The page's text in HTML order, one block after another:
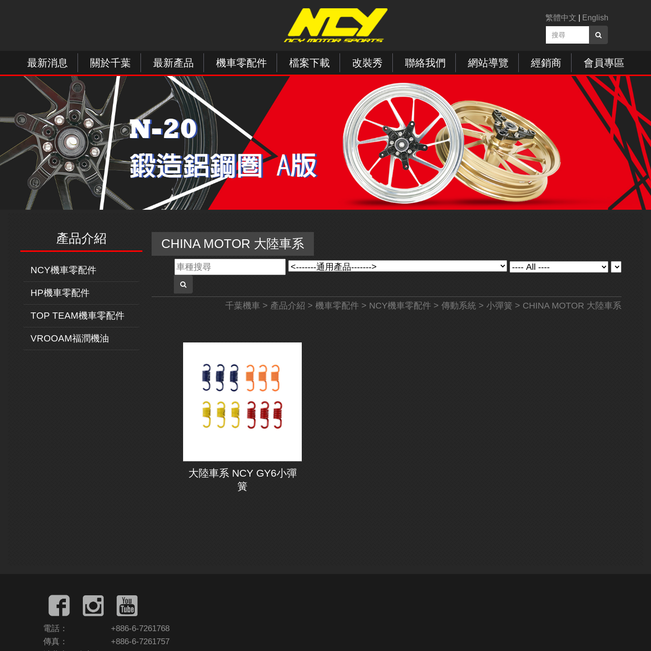
繁體中文 English
最新消息 關於千葉 最新產品 機車零配件 檔案下載 改裝秀 聯絡我們 網站導覽 經銷商 會員專區
產品介紹
NCY機車零配件
HP機車零配件
TOP TEAM機車零配件
VROOAM福潤機油
CHINA MOTOR 大陸車系
千葉機車 > 產品介紹 > 機車零配件 > NCY機車零配件 > 傳動系統> 小彈簧 > CHINA MOTOR 大陸車系
大陸車系 NCY GY6小彈
簧
電話：
+886-6-7261768
傳真：
+886-6-7261757